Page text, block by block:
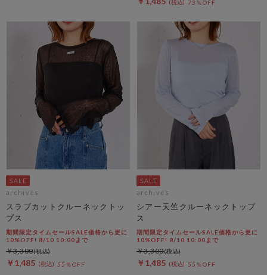
73％OFF
archives
スラブカットクルーネックトッ
プス
期間限定タイムセールSALE価格から更に
10%OFF! 8/10 10:00まで
￥1,485 55％OFF
￥3,300
archives
シアー天竺クルーネックトップ
ス
期間限定タイムセールSALE価格から更に
10%OFF! 8/10 10:00まで
￥1,485 55％OFF
￥3,300